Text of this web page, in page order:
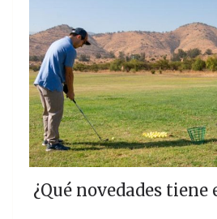
¿Qué novedades tiene